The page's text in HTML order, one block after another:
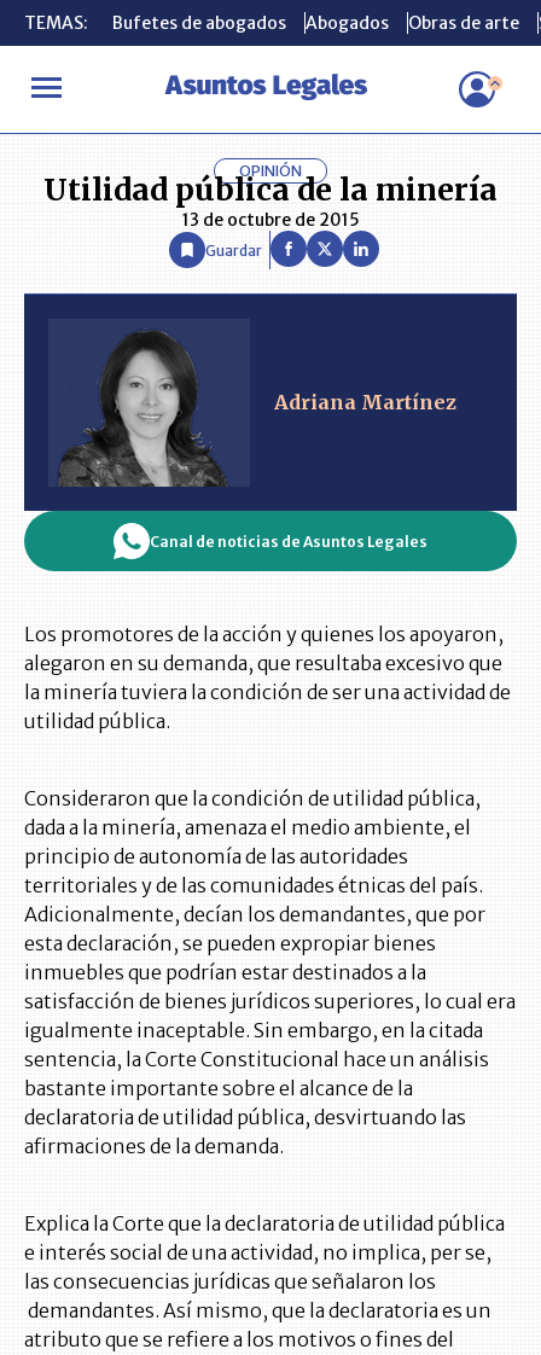
TEMAS: Bufetes de abogados Abogados Obras de arte
INICIO ANÁLISIS ADRIANA MARTÍNEZ Utilidad pública de
TEMAS: Bufetes de abogados Abogados Obras de arte
OPINIÓN
Utilidad pública de la minería
13 de octubre de 2015
Guardar
Adriana Martínez
Canal de noticias de Asuntos Legales
Los promotores de la acción y quienes los apoyaron,
alegaron en su demanda, que resultaba excesivo que
la minería tuviera la condición de ser una actividad de
utilidad pública.
Consideraron que la condición de utilidad pública,
dada a la minería, amenaza el medio ambiente, el
principio de autonomía de las autoridades
territoriales y de las comunidades étnicas del país.
Adicionalmente, decían los demandantes, que por
esta declaración, se pueden expropiar bienes
inmuebles que podrían estar destinados a la
satisfacción de bienes jurídicos superiores, lo cual era
igualmente inaceptable. Sin embargo, en la citada
sentencia, la Corte Constitucional hace un análisis
bastante importante sobre el alcance de la
declaratoria de utilidad pública, desvirtuando las
afirmaciones de la demanda.
Explica la Corte que la declaratoria de utilidad pública
e interés social de una actividad, no implica, per se,
las consecuencias jurídicas que señalaron los
demandantes. Así mismo, que la declaratoria es un
atributo que se refiere a los motivos o fines del